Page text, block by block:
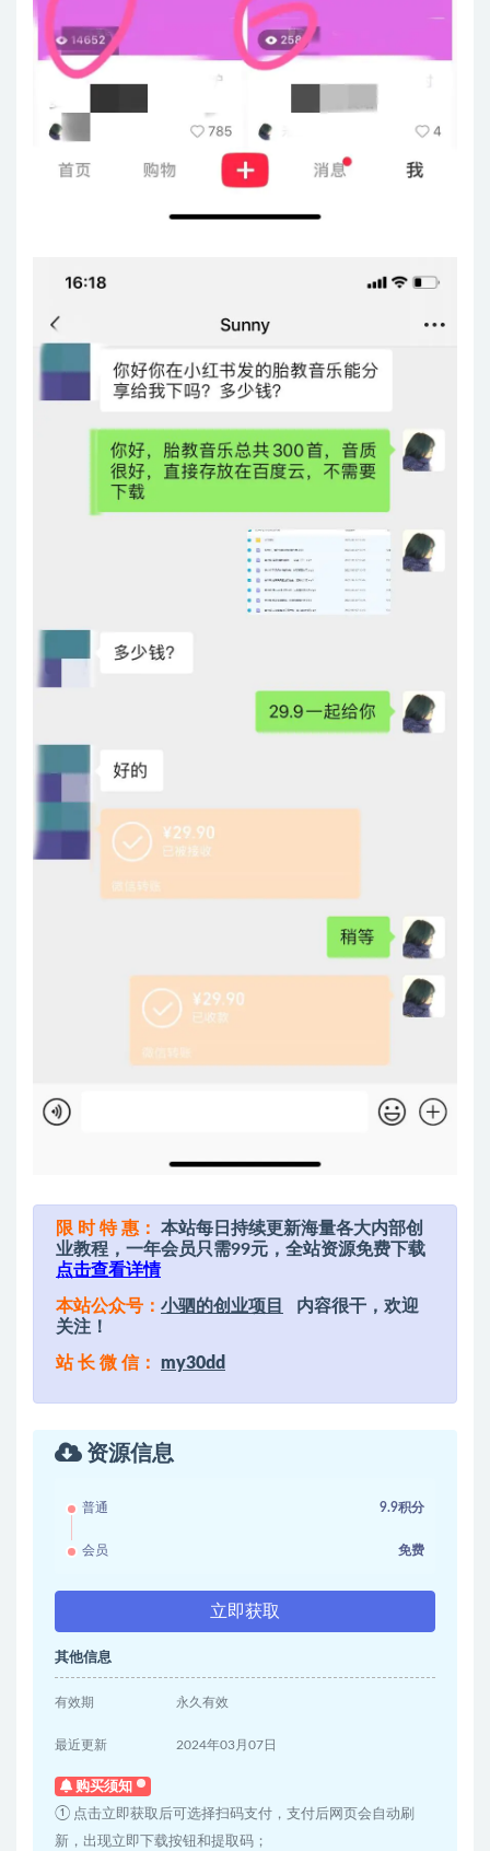
限 时 特 惠：
本站每日持续更新海量各大内部创
业教程，一年会员只需99元，全站资源免费下载
点击查看详情
本站公众号： 小驷的创业项目
内容很干，欢迎
关注！
站 长 微 信： my30dd
资源信息
普通 9.9积分
会员 免费
立即获取
其他信息
有效期 永久有效
最近更新 2024年03月07日
购买须知
① 点击立即获取后可选择扫码支付，支付后网页会自动刷
新，出现立即下载按钮和提取码；